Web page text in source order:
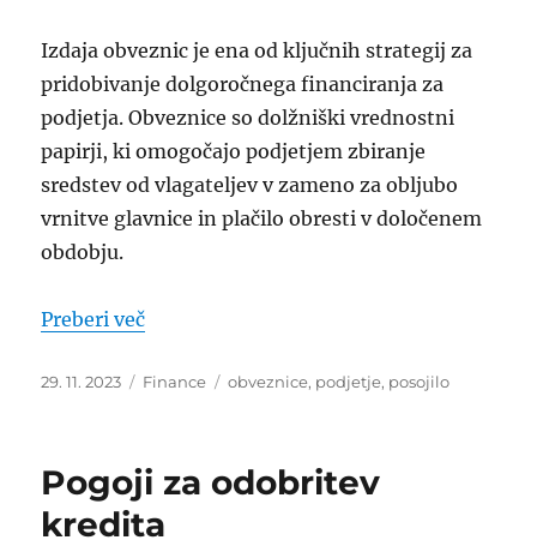
Izdaja obveznic je ena od ključnih strategij za
pridobivanje dolgoročnega financiranja za
podjetja. Obveznice so dolžniški vrednostni
papirji, ki omogočajo podjetjem zbiranje
sredstev od vlagateljev v zameno za obljubo
vrnitve glavnice in plačilo obresti v določenem
obdobju.
Preberi več“Izdaja obveznic s strani podjetij”
Objavljeno
29. 11. 2023 Kategorije
Finance Oznake
obveznice, podjetje, posojilo
Pogoji za odobritev
kredita